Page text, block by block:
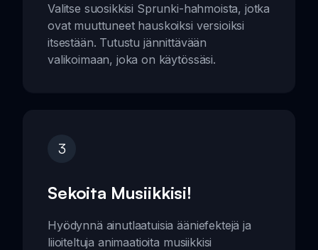
Valitse suosikkisi Sprunki-hahmoista, jotka
ovat muuttuneet hauskoiksi versioiksi
itsestään. Tutustu jännittävään
valikoimaan, joka on käytössäsi.
3
Sekoita Musiikkisi!
Hyödynnä ainutlaatuisia ääniefektejä ja
liioiteltuja animaatioita musiikkisi